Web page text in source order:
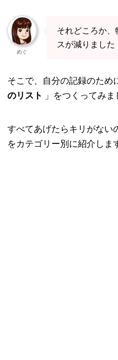
めぐ
それどころか、
スが減りました
そこで、自分の記録のため
のリスト
」をつくってみま
すべてあげたらキリがない
をカテゴリー別に紹介しま